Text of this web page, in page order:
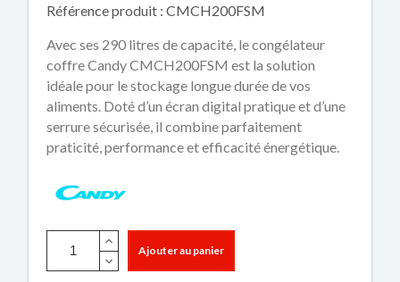
Référence produit : CMCH200FSM
Avec ses 290 litres de capacité, le congélateur
coffre Candy CMCH200FSM est la solution
idéale pour le stockage longue durée de vos
aliments. Doté d’un écran digital pratique et d’une
serrure sécurisée, il combine parfaitement
praticité, performance et efficacité énergétique.
Ajouter au panier